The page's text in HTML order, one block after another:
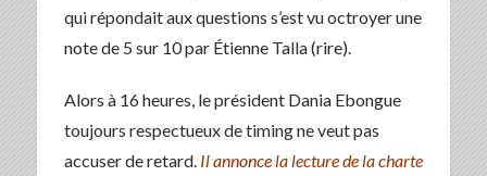
qui répondait aux questions s’est vu octroyer une
note de 5 sur 10 par Étienne Talla (rire).
Alors à 16 heures, le président Dania Ebongue
toujours respectueux de timing ne veut pas
accuser de retard. Il annonce la lecture de la charte